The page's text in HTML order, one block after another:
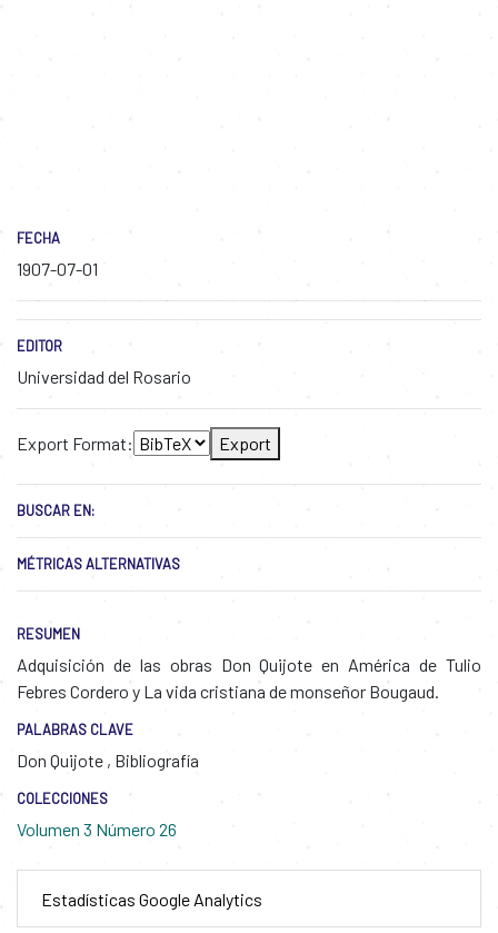
FECHA
1907-07-01
EDITOR
Universidad del Rosario
Export Format: Export
BUSCAR EN:
MÉTRICAS ALTERNATIVAS
RESUMEN
Adquisición de las obras Don Quijote en América de Tulio
Febres Cordero y La vida cristiana de monseñor Bougaud.
PALABRAS CLAVE
Don Quijote , Bibliografía
COLECCIONES
Volumen 3 Número 26
Estadísticas Google Analytics